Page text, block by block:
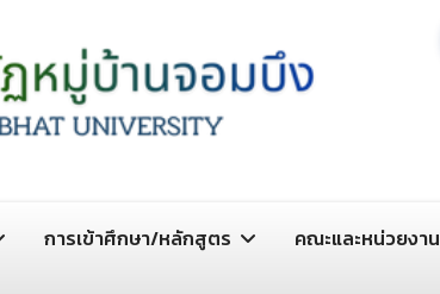
การเข้าศึกษา/หลักสูตร คณะและหน่วยงาน